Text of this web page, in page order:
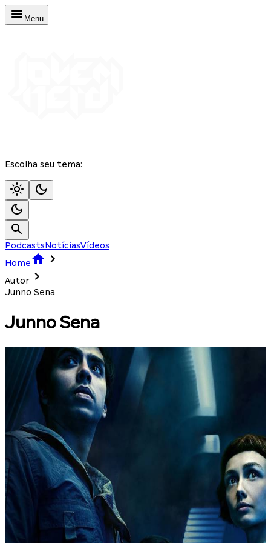
Menu
Escolha seu tema:
PodcastsNotíciasVídeos
Home
Autor
Junno Sena
Junno Sena